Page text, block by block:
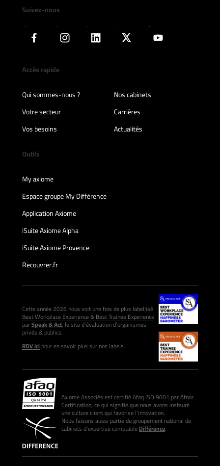
Suivez-nous
Accès rapide
Qui sommes-nous ?
Nos cabinets
Votre secteur
Carrières
Vos besoins
Actualités
Outils
My axiome
Espace groupe My Différence
Application Axiome
iSuite Axiome Alpha
iSuite Axiome Provence
Recouvrer.fr
Cette année 2026 nous voit une fois de plus labellisé
Best Workplace Experience & Best Trainee Experience
parSpeak & Act, le site d’évaluation d’organismes
privés & publics.
RDV icipour en savoir plus sur nos labels.
Axiome Associés est certifié Afaq ISO 9001 par Afnor
Certification, ce qui signifie que nous avons instauré
une culture client qui favorise l’innovation.
Nous faisons aussi partie du groupement national de
cabinets d’expertise comptableDifférence.